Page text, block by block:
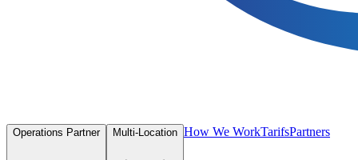
Operations Partner Multi-Location How We WorkTarifsPartners